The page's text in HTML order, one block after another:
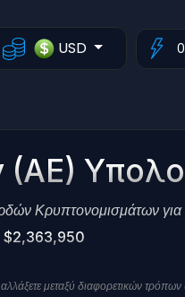
USD
Κρυπτονομισμάτων
$2,363,950
μεταξύ διαφορετικών